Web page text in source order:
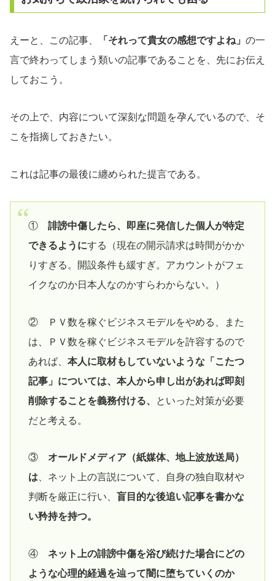
えーと、この記事、 「それって貴女の感想ですよね」 の一
言で終わってしまう類いの記事であることを、先にお伝え
しておこう。
その上で、内容について深刻な問題を孕んでいるので、そ
こを指摘しておきたい。
これは記事の最後に纏められた提言である。
①
誹謗中傷したら、即座に発信した個人が特定
できるようにする（現在の開示請求は時間がかか
りすぎる。開設条件も緩すぎ。アカウントがフェ
イクなのか日本人なのかすらわからない。）
② ＰＶ数を稼ぐビジネスモデルをやめる、また
は、ＰＶ数を稼ぐビジネスモデルを許容するので
あれば、 本人に取材もしていないような「こたつ
記事」については、本人から申し出があれば即刻
削除することを義務付ける、
といった対策が必要
だと考える。
③ オールドメディア（紙媒体、地上波放送局）
は 、ネット上の言説について、自身の独自取材や
判断を厳正に行い、 盲目的な後追い記事を書かな
い矜持を持つ。
④ ネット上の誹謗中傷を浴び続けた場合にどの
ような心理的経過を辿って闇に堕ちていくのか